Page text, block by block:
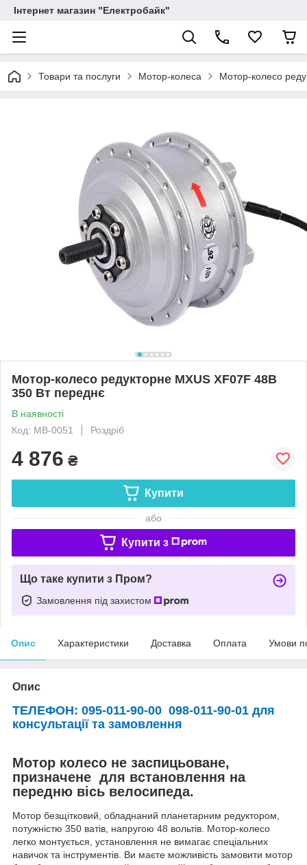
Інтернет магазин "Електробайк"
Товари та послуги Мотор-колеса Мотор-колесо
Мотор-колесо редукторне MXUS XF07F 48В
350 Вт переднє
В наявності
Код: МВ-0051
Роздріб
4 876 ₴
Купити
або
Купити з
Що таке купити з Пром?
Замовлення під захистом
Опис Характеристики Доставка Оплата Умови
Опис
ТЕЛЕФОН: 095-011-90-00 098-011-90-01 для
консультації та замовлення
Мотор колесо не заспицьоване,
призначене для встановлення на
передню вісь велосипеда.
Мотор безщітковий, обладнаний планетарним редуктором,
потужністю 350 ватів, напругою 48 вольтів. Мотор-колесо
легко монтується, установлення не вимагає спеціальних
навичок та інструментів. Ви маєте можливість замовити мотор